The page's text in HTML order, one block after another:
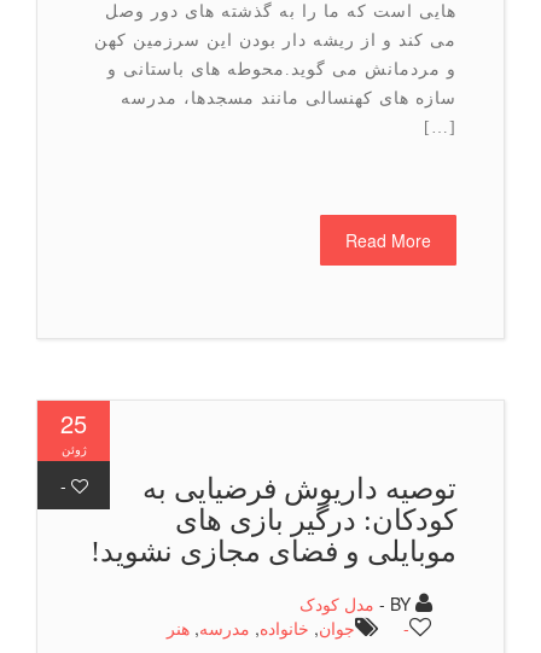
هایی است که ما را به گذشته های دور وصل
می کند و از ریشه دار بودن این سرزمین کهن
و مردمانش می گوید.محوطه های باستانی و
سازه های کهنسالی مانند مسجدها، مدرسه
Read More
توصیه داریوش فرضیایی به
كودكان: درگیر بازی های
موبایلی و فضای مجازی نشوید!
مدل کودک
جوان ,خانواده, مدرسه, هنر